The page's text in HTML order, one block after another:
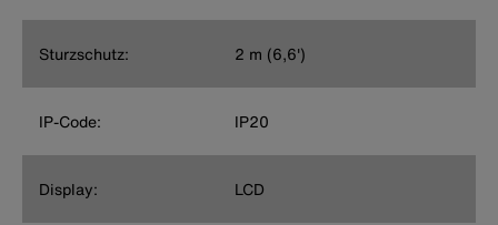
Sturzschutz: 2 m (6,6')
IP-Code: IP20
Display: LCD